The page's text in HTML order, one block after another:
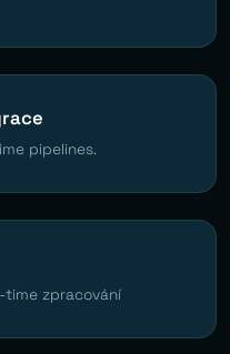
pipelines.
time zpracování